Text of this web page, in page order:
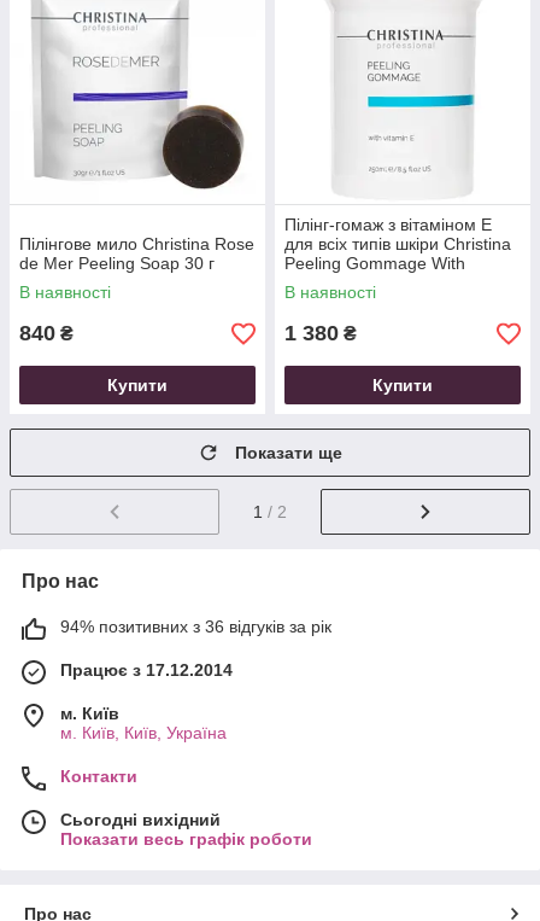
Пілінгове мило Christina Rose
de Mer Peeling Soap 30 г
В наявності
840 ₴
Купити
Пілінг-гомаж з вітаміном Е
для всіх типів шкіри Christina
Peeling Gommage With
Vitamin E 250 мл
В наявності
1 380 ₴
Купити
Показати ще
1 / 2
Про нас
94% позитивних з 36 відгуків за рік
Працює з 17.12.2014
м. Київ
м. Київ, Київ, Україна
Контакти
Сьогодні вихідний
Показати весь графік роботи
Про нас